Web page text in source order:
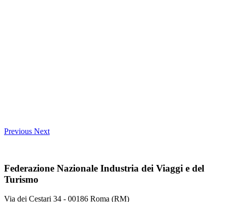
Previous Next
Federazione Nazionale Industria dei Viaggi e del
Turismo
Via dei Cestari 34 - 00186 Roma (RM)